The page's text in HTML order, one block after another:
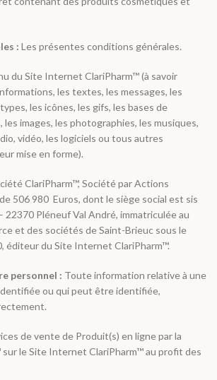
: Les présentes conditions générales.
du Site Internet ClariPharm™ (à savoir
les textes, les messages, les
les icônes, les gifs, les bases de
images, les photographies, les musiques,
vidéo, les logiciels ou tous autres
mise en forme).
ClariPharm™, Société par Actions
506 980 Euros, dont le siège social est sis
22370 Pléneuf Val André, immatriculée au
et des sociétés de Saint-Brieuc sous le
éditeur du Site Internet ClariPharm™.
personnel : Toute information relative à une
ou qui peut être identifiée,
de vente de Produit(s) en ligne par la
sur le Site Internet ClariPharm™ au profit des